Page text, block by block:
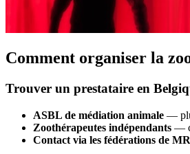
Comment organiser la
Trouver un prestataire en
ASBL de médiation animale —
Zoothérapeutes indépendants —
Contact via les fédérations de MR